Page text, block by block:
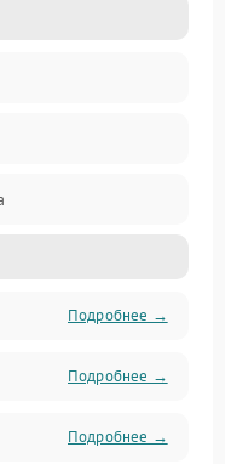
Подробнее →
Подробнее →
Подробнее →